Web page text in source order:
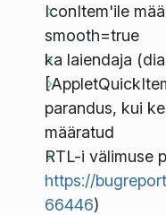
IconItem'ile
smooth=true
ka laiendaja
parandus, kui
määratud
RTL-i välimuse
https://
66446)